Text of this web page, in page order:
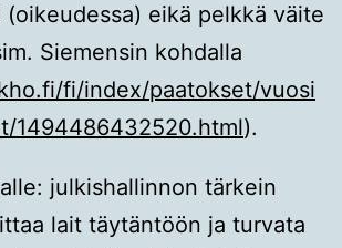
(oikeudessa) eikä pelkkä väite
Siemensin kohdalla
fi/index/paatokset/vuosi
1494486432520.html).
julkishallinnon tärkein
lait täytäntöön ja turvata